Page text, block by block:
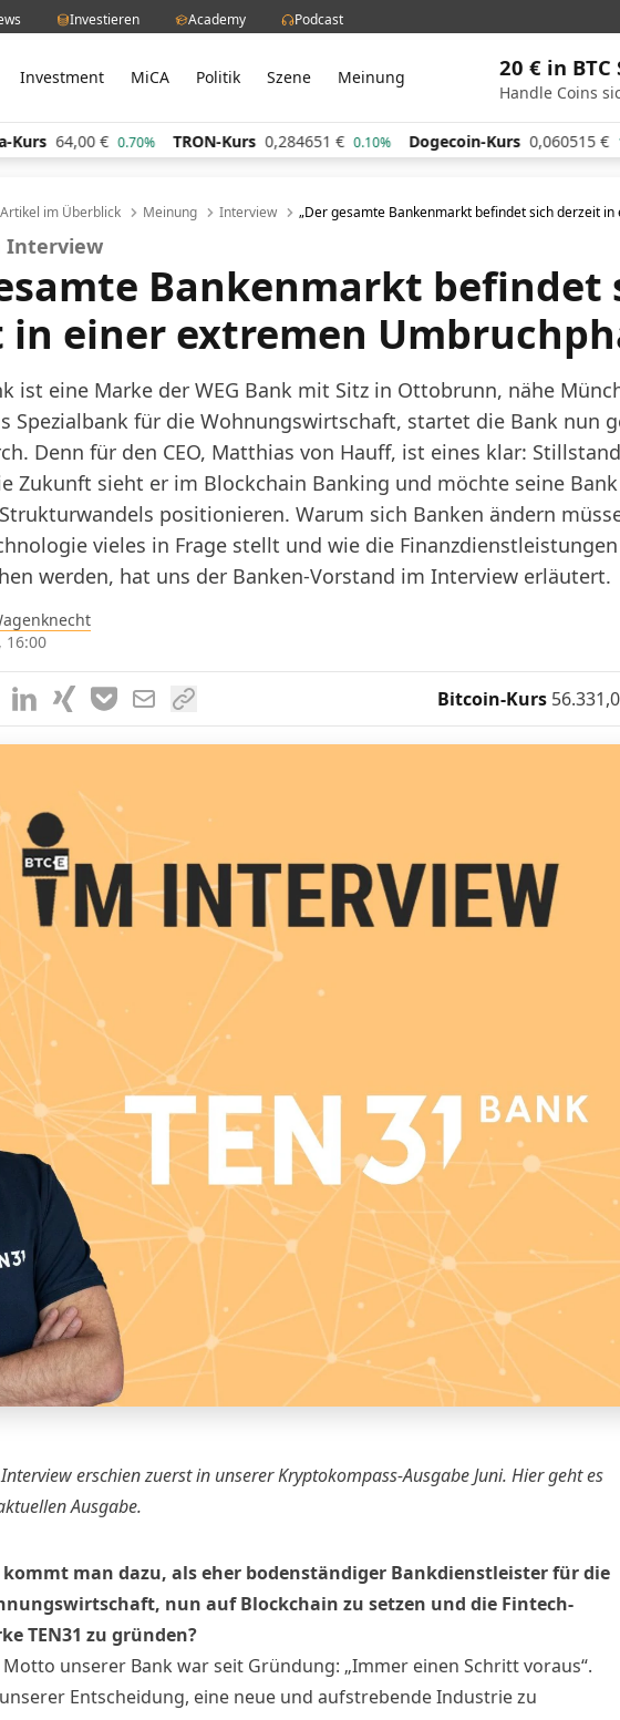
Investieren Academy Podcast
Investment MiCA Politik Szene Meinung 20 € in
Handle Coins
64,00 € 0.70% TRON-Kurs 0,284651 € 0.10% Dogecoin-Kurs 0,060515 €
im Überblick Meinung Interview „Der gesamte Bankenmarkt befindet sich derzeit in
Interview
Bankenmarkt befindet
einer extremen
ist eine Marke der WEG Bank mit Sitz in Ottobrunn, nähe
Spezialbank für die Wohnungswirtschaft, startet die Bank nun
Denn für den CEO, Matthias von Hauff, ist eines klar:
Zukunft sieht er im Blockchain Banking und möchte seine
positionieren. Warum sich Banken ändern
vieles in Frage stellt und wie die
werden, hat uns der Banken-Vorstand im Interview erläutert.
16:00
Bitcoin-Kurs
erschien zuerst in unserer Kryptokompass-Ausgabe Juni. Hiergeht es
Ausgabe.
kommt man dazu, als eher bodenständiger Bankdienstleister für die
nun auf Blockchain zu setzen und die Fintech-
TEN31 zu gründen?
Motto unserer Bank war seit Gründung: „Immer einen Schritt voraus“.
Entscheidung, eine neue und aufstrebende Industrie zu